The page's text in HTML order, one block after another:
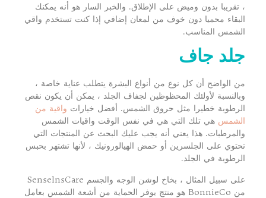
، تقريبا بدون وميض على الإطلاق. والخبر السار هو أنه يمكنك
البقاء محميا دون خوف من لمعان إضافي إذا كنت تستخدم واقي
الشمس المناسب.
جلد جاف
من الواضح أن كل نوع من أنواع البشرة يتطلب عناية خاصة ،
وبالنسبة لأولئك المحظوظين لجفاف الجلد ، يمكن أن يكون نقص
الرطوبة خطيرا مثل حروق الشمس. أفضل خيارات واقية من
الشمس هي تلك التي هي في نفس الوقت واقيات الشمس
والمرطبات. هذا يعني أنه يجب عليك البحث عن المنتجات التي
تحتوي على الجلسرين أو حمض الهيالورونيك ، لأنها تشتهر بحبس
الرطوبة في الجلد.
على سبيل المثال ، بخاخ لوشن الوجه والجسم SenselnsCare
من BonnieCo هو منتج يوفر الحماية من أشعة الشمس بعامل